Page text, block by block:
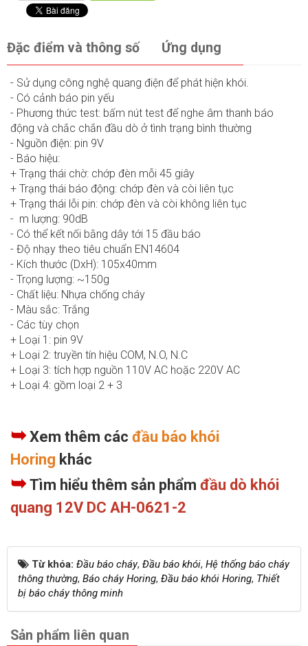
Đặc điểm và thông số Ứng dụng
- Sử dụng công nghệ quang điện để phát hiện khói.
- Có cảnh báo pin yếu
- Phương thức test: bấm nút test để nghe âm thanh báo
động và chắc chắn đầu dò ở tình trạng bình thường
- Nguồn điện: pin 9V
- Báo hiệu:
+ Trạng thái chờ: chớp đèn mỗi 45 giây
+ Trạng thái báo động: chớp đèn và còi liên tục
+ Trạng thái lỗi pin: chớp đèn và còi không liên tục
- m lượng: 90dB
- Có thể kết nối bằng dây tới 15 đầu báo
- Độ nhạy theo tiêu chuẩn EN14604
- Kích thước (DxH): 105x40mm
- Trọng lượng: ~150g
- Chất liệu: Nhựa chống cháy
- Màu sắc: Trắng
- Các tùy chọn
+ Loại 1: pin 9V
+ Loại 2: truyền tín hiệu COM, N.O, N.C
+ Loại 3: tích hợp nguồn 110V AC hoặc 220V AC
+ Loại 4: gồm loại 2 + 3
➥Xem thêm các đầu báo khói
Horing khác
➥Tìm hiểu thêm sản phẩm đầu dò khói
quang 12V DC AH-0621-2
Từ khóa: Đầu báo cháy, Đầu báo khói, Hệ thống báo cháy
thông thường, Báo cháy Horing, Đầu báo khói Horing, Thiết
bị báo cháy thông minh
Sản phẩm liên quan